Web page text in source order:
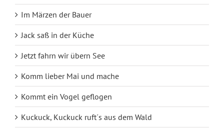
Im Märzen der Bauer
Jack saß in der Küche
Jetzt fahrn wir übern See
Komm lieber Mai und mache
Kommt ein Vogel geflogen
Kuckuck, Kuckuck ruft´s aus dem Wald